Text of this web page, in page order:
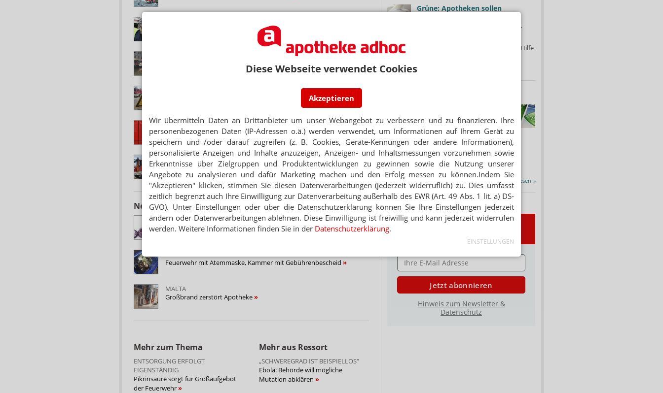
Diese Webseite verwendet Cookies
Akzeptieren
Wir übermitteln Daten an Drittanbieter um unser Webangebot zu verbessern und zu finanzieren. Ihre
personenbezogenen Daten (IP-Adressen o.ä.) werden verwendet, um Informationen auf Ihrem Gerät zu
speichern und /oder darauf zugreifen (z. B. Cookies, Geräte-Kennungen oder andere Informationen),
personalisierte Anzeigen und Inhalte anzuzeigen, Anzeigen- und Inhaltsmessungen vorzunehmen sowie
Erkenntnisse über Zielgruppen und Produktentwicklungen zu gewinnen sowie die Nutzung unserer
Angebote zu analysieren und dafür Marketing machen und den Erfolg messen zu können.Indem Sie
"Akzeptieren" klicken, stimmen Sie diesen Datenverarbeitungen (jederzeit widerruflich) zu. Dies umfasst
zeitlich begrenzt auch Ihre Einwilligung zur Datenverarbeitung außerhalb des EWR (Art. 49 Abs. 1 lit. a) DS-
GVO). Unter Einstellungen oder über die Datenschutzerklärung können Sie Ihre Einstellungen jederzeit
ändern oder Datenverarbeitungen ablehnen. Diese Einwilligung ist freiwillig und kann jederzeit widerrufen
werden. Weitere Informationen finden Sie in der Datenschutzerklärung.
EINSTELLUNGEN
Großalarm: 38 Feuerwehrleute in Apotheke
Rakete setzt Apotheke in Brand
FEUERWEHREINSATZ
Smartphone meldet Brand in Apotheke
NORDRHEIN-WESTFALEN
Feuerwehreinsatz: Apotheker reagiert vorbildlich
Neuere Artikel zum Thema
NEUE KONZENTRATION
Neu: Methylrosaniliniumchlorid-Lösung 0,3 Prozent
Feuerwehr mit Atemmaske, Kammer mit Gebührenbescheid
MALTA
Großbrand zerstört Apotheke
Mehr zum Thema
ENTSORGUNG ERFOLGT
EIGENSTÄNDIG
Pikrinsäure sorgt für Großaufgebot
der Feuerwehr
Mehr aus Ressort
„SCHWEREGRAD IST BEISPIELLOS“
Ebola: Behörde will mögliche
Mutation abklären
Grüne: Apotheken sollen
Die Grünen in Bayern haben sich für
Motto „Bayern braucht Abkühlung – schnelle Hilfe
FAQ: Nikotin auf Rezept
Arzneimittel zur Tabakentwöhnung
werden von den Kassen erstattet.
Verordnungsfähig sind nikotinhaltige nicht
verschreibungspflichtige Präparate sowie...
Mehr
Alle Porträts lesen »
E-MAIL ADRESSE
Jetzt abonnieren
Hinweis zum Newsletter &
Datenschutz